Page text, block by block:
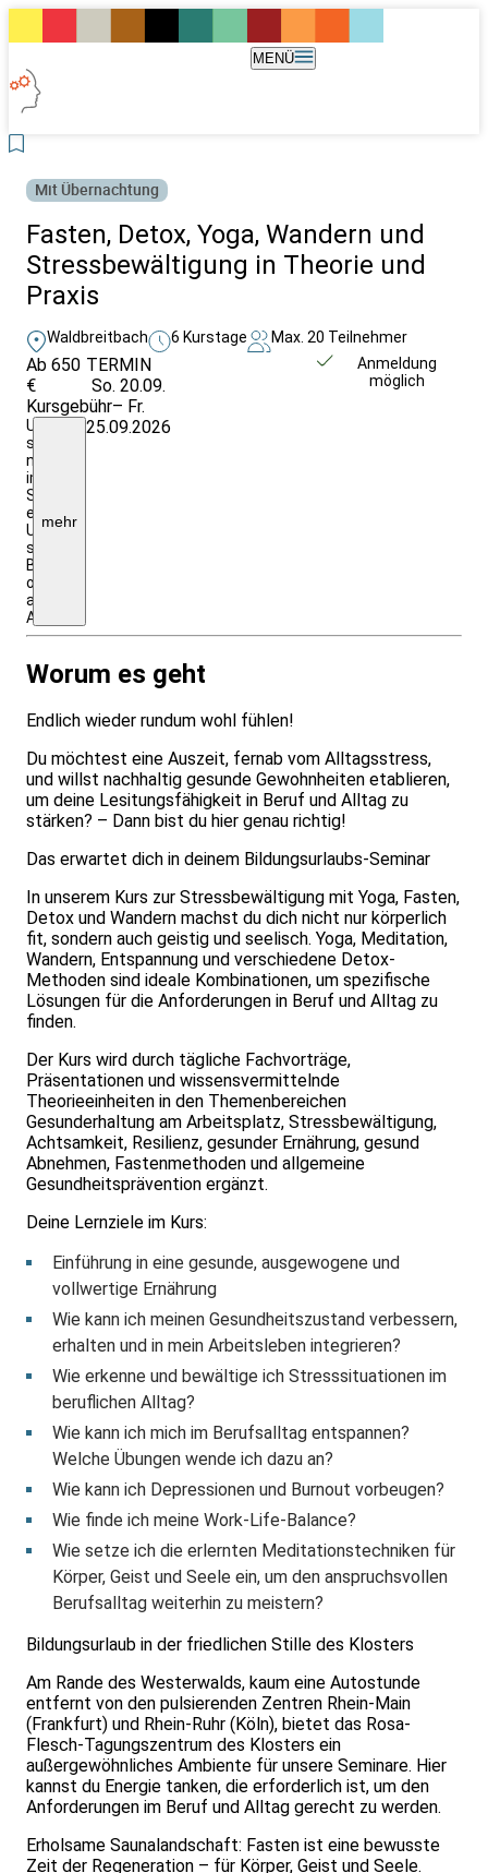
MENÜ
Mit Übernachtung
Fasten, Detox, Yoga, Wandern und
Stressbewältigung in Theorie und
Praxis
Waldbreitbach 6 Kurstage Max. 20 Teilnehmer
Ab 650
€
Kursgebühr
Unterkunftskosten
sind
nicht
im
Seminarpreis
enthalten,
Unterkunftskosten
siehe
Beschreibung
oder
auf
Anfrage
mehr
TERMIN
So. 20.09.
– Fr.
25.09.2026
Anmeldung
möglich
Worum es geht
Endlich wieder rundum wohl fühlen!
Du möchtest eine Auszeit, fernab vom Alltagsstress,
und willst nachhaltig gesunde Gewohnheiten etablieren,
um deine Lesitungsfähigkeit in Beruf und Alltag zu
stärken? – Dann bist du hier genau richtig!
Das erwartet dich in deinem Bildungsurlaubs-Seminar
In unserem Kurs zur Stressbewältigung mit Yoga, Fasten,
Detox und Wandern machst du dich nicht nur körperlich
fit, sondern auch geistig und seelisch. Yoga, Meditation,
Wandern, Entspannung und verschiedene Detox-
Methoden sind ideale Kombinationen, um spezifische
Lösungen für die Anforderungen in Beruf und Alltag zu
finden.
Der Kurs wird durch tägliche Fachvorträge,
Präsentationen und wissensvermittelnde
Theorieeinheiten in den Themenbereichen
Gesunderhaltung am Arbeitsplatz, Stressbewältigung,
Achtsamkeit, Resilienz, gesunder Ernährung, gesund
Abnehmen, Fastenmethoden und allgemeine
Gesundheitsprävention ergänzt.
Deine Lernziele im Kurs:
Einführung in eine gesunde, ausgewogene und
vollwertige Ernährung
Wie kann ich meinen Gesundheitszustand verbessern,
erhalten und in mein Arbeitsleben integrieren?
Wie erkenne und bewältige ich Stresssituationen im
beruflichen Alltag?
Wie kann ich mich im Berufsalltag entspannen?
Welche Übungen wende ich dazu an?
Wie kann ich Depressionen und Burnout vorbeugen?
Wie finde ich meine Work-Life-Balance?
Wie setze ich die erlernten Meditationstechniken für
Körper, Geist und Seele ein, um den anspruchsvollen
Berufsalltag weiterhin zu meistern?
Bildungsurlaub in der friedlichen Stille des Klosters
Am Rande des Westerwalds, kaum eine Autostunde
entfernt von den pulsierenden Zentren Rhein-Main
(Frankfurt) und Rhein-Ruhr (Köln), bietet das Rosa-
Flesch-Tagungszentrum des Klosters ein
außergewöhnliches Ambiente für unsere Seminare. Hier
kannst du Energie tanken, die erforderlich ist, um den
Anforderungen im Beruf und Alltag gerecht zu werden.
Erholsame Saunalandschaft: Fasten ist eine bewusste
Zeit der Regeneration – für Körper, Geist und Seele.